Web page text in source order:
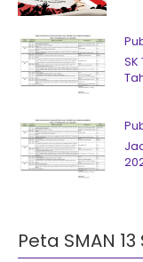
Peta SMAN